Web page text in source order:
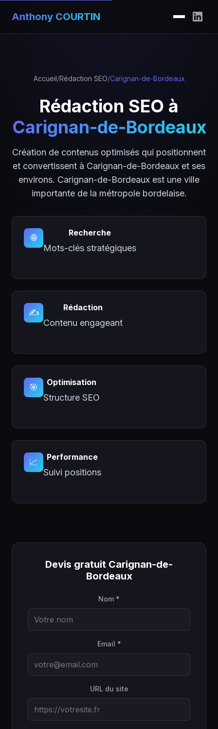
Anthony COURTIN
Accueil/Rédaction SEO/Carignan-de-Bordeaux
Rédaction SEO à
Carignan-de-Bordeaux
Création de contenus optimisés qui positionnent
et convertissent à Carignan-de-Bordeaux et ses
environs. Carignan-de-Bordeaux est une ville
importante de la métropole bordelaise.
🌐 Recherche
Mots-clés stratégiques
✍️ Rédaction
Contenu engageant
🎯 Optimisation
Structure SEO
📈 Performance
Suivi positions
Devis gratuit Carignan-de-
Bordeaux
Nom *
Email *
URL du site